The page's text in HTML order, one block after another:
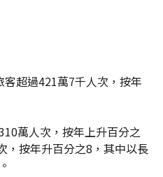
超過421萬7千人次，按年
萬人次，按年上升百分之
，按年升百分之8，其中以長